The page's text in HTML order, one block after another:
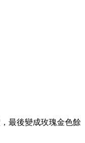
最後變成玫瑰金色餘